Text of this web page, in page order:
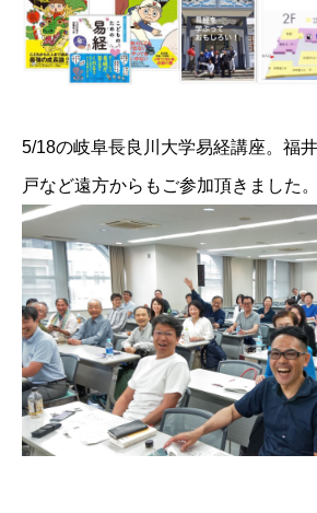
5/18の岐阜長良川大学易経講座。福
戸など遠方からもご参加頂きました。